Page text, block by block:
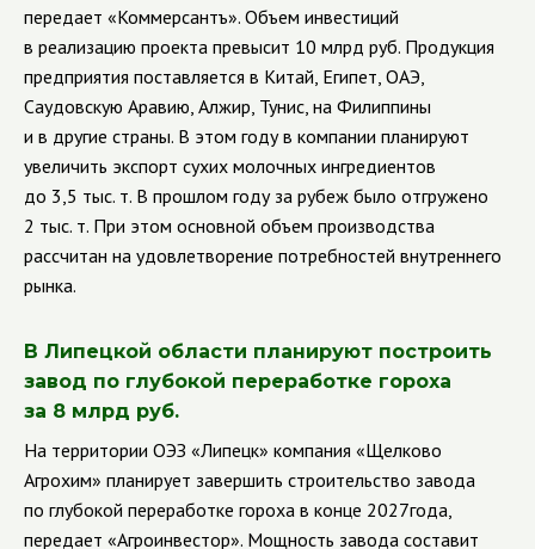
передает «Коммерсантъ». Объем инвестиций
в реализацию проекта превысит 10 млрд руб. Продукция
предприятия поставляется в Китай, Египет, ОАЭ,
Саудовскую Аравию, Алжир, Тунис, на Филиппины
и в другие страны. В этом году в компании планируют
увеличить экспорт сухих молочных ингредиентов
до 3,5 тыс. т. В прошлом году за рубеж было отгружено
2 тыс. т. При этом основной объем производства
рассчитан на удовлетворение потребностей внутреннего
рынка.
В Липецкой области планируют построить
завод по глубокой переработке гороха
за 8 млрд руб.
На территории ОЭЗ «Липецк» компания «Щелково
Агрохим» планирует завершить строительство завода
по глубокой переработке гороха в конце 2027года,
передает «Агроинвестор». Мощность завода составит